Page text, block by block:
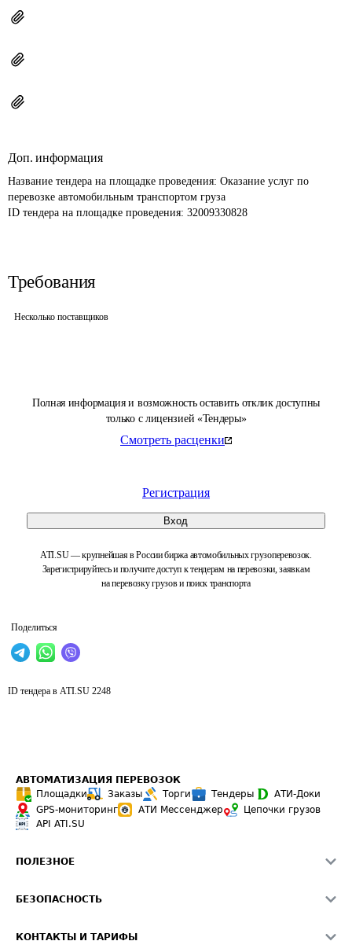
Полная информация и возможность оставить отклик доступны
только с лицензией «Тендеры»
Смотреть расценки
Регистрация
Вход
ATI.SU — крупнейшая в России биржа автомобильных грузоперевозок.
Зарегистрируйтесь и получите доступ к тендерам на перевозки, заявкам
на перевозку грузов и поиск транспорта
Поделиться
Доп. информация
Название тендера на площадке проведения: Оказание услуг по
перевозке автомобильным транспортом груза
ID тендера на площадке проведения: 32009330828
Требования
Несколько поставщиков
ID тендера в ATI.SU 2248
АВТОМАТИЗАЦИЯ ПЕРЕВОЗОК
Площадки
Заказы Торги Тендеры
АТИ-Доки
GPS-мониторинг
АТИ Мессенджер
Цепочки грузов
API ATI.SU
ПОЛЕЗНОЕ
Звезды ATI.SU на вашем сайте
БЕЗОПАСНОСТЬ
КОНТАКТЫ И ТАРИФЫ